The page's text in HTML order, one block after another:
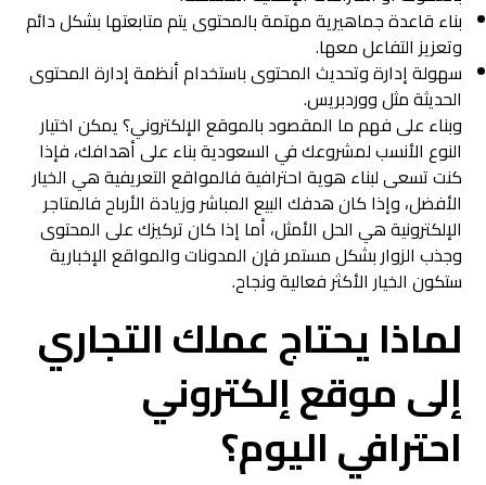
بناء قاعدة جماهيرية مهتمة بالمحتوى يتم متابعتها بشكل دائم
وتعزيز التفاعل معها.
سهولة إدارة وتحديث المحتوى باستخدام أنظمة إدارة المحتوى
الحديثة مثل ووردبريس.
وبناء على فهم ما المقصود بالموقع الإلكتروني؟ يمكن اختيار
النوع الأنسب لمشروعك في السعودية بناء على أهدافك، فإذا
كنت تسعى لبناء هوية احترافية فالمواقع التعريفية هي الخيار
الأفضل، وإذا كان هدفك البيع المباشر وزيادة الأرباح فالمتاجر
الإلكترونية هي الحل الأمثل، أما إذا كان تركيزك على المحتوى
وجذب الزوار بشكل مستمر فإن المدونات والمواقع الإخبارية
ستكون الخيار الأكثر فعالية ونجاح.
لماذا يحتاج عملك التجاري
إلى موقع إلكتروني
احترافي اليوم؟